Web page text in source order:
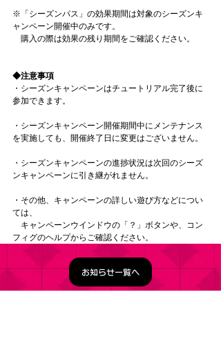
※「シーズンパス」の効果期間は対象のシーズンキ
ャンペーン開催中のみです。
購入の際は効果の残り期間をご確認ください。
◆注意事項
・シーズンキャンペーンはチュートリアル完了後に
参加できます。
・シーズンキャンペーン開催期間中にメンテナンス
を実施しても、開催終了日に変更はございません。
・シーズンキャンペーンの進捗状況は次回のシーズ
ンキャンペーンに引き継がれません。
・その他、キャンペーンの詳しい遊び方などについ
ては、
キャンペーンウインドウの「？」ボタンや、コン
フィグのヘルプからご確認ください。
お知らせ一覧へ